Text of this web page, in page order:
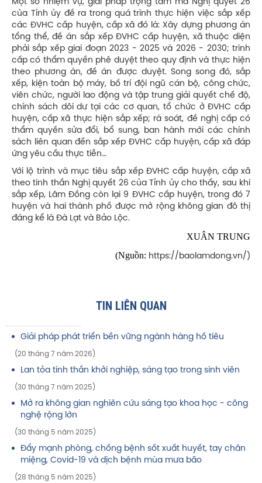
Một số nhiệm vụ, giải pháp trọng tâm mà Nghị quyết 26
của Tỉnh ủy đề ra trong quá trình thực hiện việc sắp xếp
các ĐVHC cấp huyện, cấp xã đó là: Xây dựng phương án
tổng thể, đề án sắp xếp ĐVHC cấp huyện, xã thuộc diện
phải sắp xếp giai đoạn 2023 - 2025 và 2026 - 2030; trình
cấp có thẩm quyền phê duyệt theo quy định và thực hiện
theo phương án, đề án được duyệt. Song song đó, sắp
xếp, kiện toàn bộ máy, bố trí đội ngũ cán bộ, công chức,
viên chức, người lao động và tập trung giải quyết chế độ,
chính sách dôi dư tại các cơ quan, tổ chức ở ĐVHC cấp
huyện, cấp xã thực hiện sắp xếp; rà soát, đề nghị cấp có
thẩm quyền sửa đổi, bổ sung, ban hành mới các chính
sách liên quan đến sắp xếp ĐVHC cấp huyện, cấp xã đáp
ứng yêu cầu thực tiễn…
Với lộ trình và mục tiêu sắp xếp ĐVHC cấp huyện, cấp xã
theo tinh thần Nghị quyết 26 của Tỉnh ủy cho thấy, sau khi
sắp xếp, Lâm Đồng còn lại 9 ĐVHC cấp huyện, trong đó 7
huyện và hai thành phố được mở rộng không gian đô thị
đáng kể là Đà Lạt và Bảo Lộc.
XUÂN TRUNG
(Nguồn: https://baolamdong.vn/)
TIN LIÊN QUAN
Giải pháp phát triển bền vững ngành hàng hồ tiêu
(20 tháng 7 năm 2026)
Lan tỏa tinh thần khởi nghiệp, sáng tạo trong sinh viên
(30 tháng 7 năm 2025)
Mở ra không gian nghiên cứu sáng tạo khoa học - công
nghệ rộng lớn
(30 tháng 5 năm 2025)
Đẩy mạnh phòng, chống bệnh sốt xuất huyết, tay chân
miệng, Covid-19 và dịch bệnh mùa mưa bão
(28 tháng 5 năm 2025)